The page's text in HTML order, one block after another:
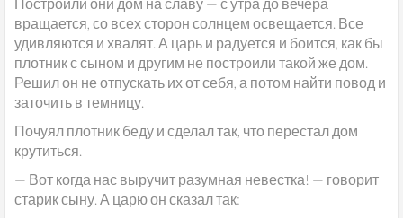
вращается, со всех сторон солнцем освещается. Все
удивляются и хвалят. А царь и радуется и боится, как бы
плотник с сыном и другим не построили такой же дом.
Решил он не отпускать их от себя, а потом найти повод и
заточить в темницу.
Почуял плотник беду и сделал так, что перестал дом
крутиться.
— Вот когда нас выручит разумная невестка! — говорит
старик сыну. А царю он сказал так: